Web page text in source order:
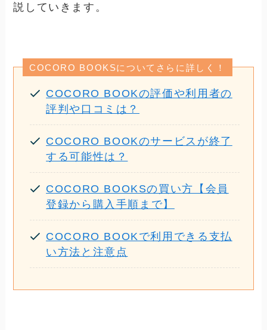
説していきます。
COCORO BOOKSについてさらに詳しく！
COCORO BOOKの評価や利用者の
評判や口コミは？
COCORO BOOKのサービスが終了
する可能性は？
COCORO BOOKSの買い方【会員
登録から購入手順まで】
COCORO BOOKで利用できる支払
い方法と注意点